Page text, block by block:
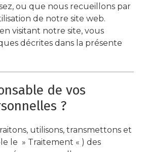
ou que nous recueillons par
de notre site web.
visitant notre site, vous
décrites dans la présente
de vos
?
utilisons, transmettons et
le » Traitement « ) des